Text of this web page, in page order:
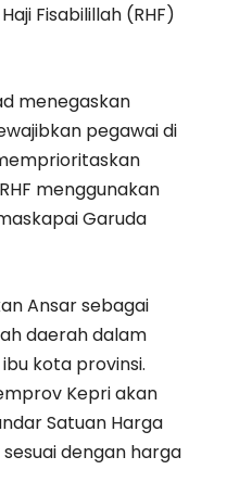
Fisabilillah (RHF)
menegaskan
pegawai di
menggunakan
Garuda
Ansar sebagai
daerah dalam
kota provinsi.
Kepri akan
Satuan Harga
dengan harga